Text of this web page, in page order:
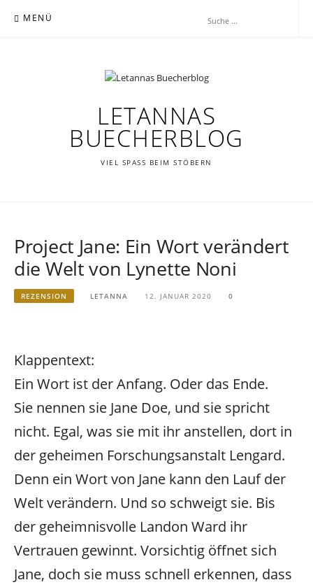
Inhalt MENÜ
LETANNAS
BUECHERBLOG
VIEL SPASS BEIM STÖBERN
Project Jane: Ein Wort verändert
die Welt von Lynette Noni
REZENSION LETANNA 12. JANUAR 2020 0
Klappentext:
Ein Wort ist der Anfang. Oder das Ende.
Sie nennen sie Jane Doe, und sie spricht
nicht. Egal, was sie mit ihr anstellen, dort in
der geheimen Forschungsanstalt Lengard.
Denn ein Wort von Jane kann den Lauf der
Welt verändern. Und so schweigt sie. Bis
der geheimnisvolle Landon Ward ihr
Vertrauen gewinnt. Vorsichtig öffnet sich
Jane, doch sie muss schnell erkennen, dass